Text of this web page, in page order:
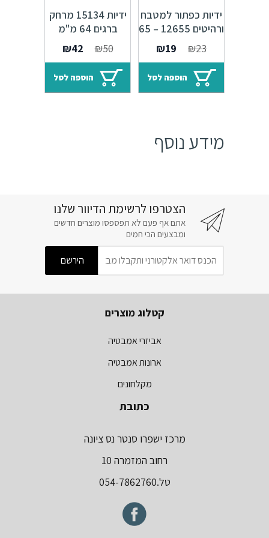
ידיות כפתור למטבח
ורהיטים 12655 – 65
מ"מ ברונזה פירנצה
M09
₪23
המחיר
המקורי
היה:
₪23.
₪19
הנוכחי
הוא:
₪19.
הוספה לסל
ידיות 15134 מרחק
ברגים 64 מ"מ
ברונזה עתיקה +
אמייל שנהב
₪50
המחיר
המקורי
היה:
₪50.
₪42
הנוכחי
הוא:
₪42.
הוספה לסל
מידע נוסף
הצטרפו לרשימת הדיוור שלנו
אתם אף פעם לא תפספסו מוצרים חדשים
ומבצעים הכי חמים
קטלוג מוצרים
אביזרי אמבטיה
ארונות אמבטיה
מקלחונים
כתובת
מרכז ישפרו סנטר נס ציונה
רחוב המזמרה 10
טל.054-7862760